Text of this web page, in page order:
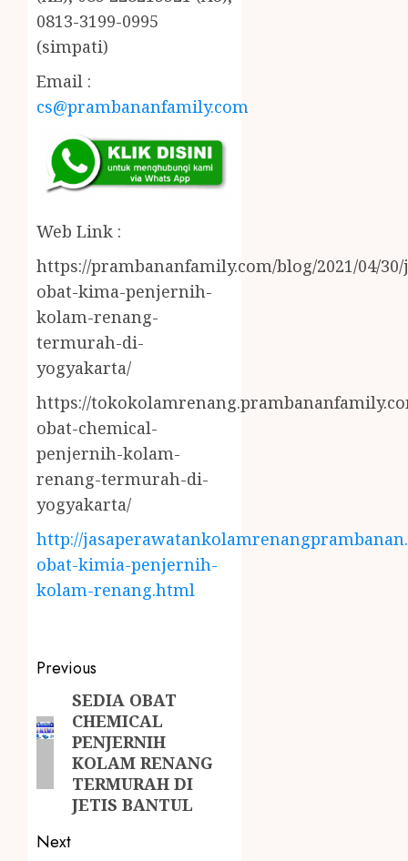
0813-3199-0995
(simpati)
Email :
cs@prambananfamily.com
Web Link :
https://prambananfamily.com/blog/2021/04/
obat-kima-penjernih-
kolam-renang-
termurah-di-
yogyakarta/
https://
obat-chemical-
penjernih-kolam-
renang-termurah-di-
yogyakarta/
http://
obat-kimia-penjernih-
kolam-renang.html
Previous
SEDIA OBAT
CHEMICAL
PENJERNIH
KOLAM RENANG
TERMURAH DI
JETIS BANTUL
Next